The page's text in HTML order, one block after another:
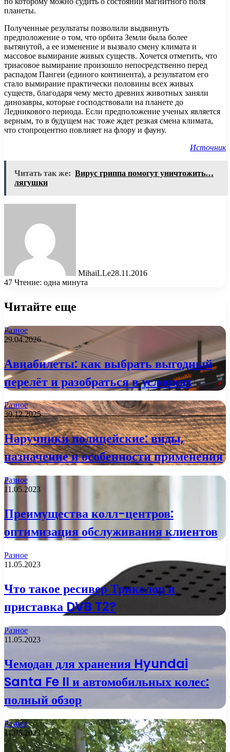
планеты.
Полученные результаты позволили выдвинуть
предположение о том, что орбита Земли была более
вытянутой, а ее изменение и вызвало смену климата и
массовое вымирание живых существ. Хочется отметить, что
триасовое вымирание произошло непосредственно перед
распадом Пангеи (единого континента), а результатом его
стало вымирание практически половины всех живых
существ, благодаря чему место древних животных заняли
динозавры, которые господствовали на планете до
Ледникового периода. Если предположение ученых является
верным, то в будущем нас тоже ждет резкая смена климата,
что стопроцентно повлияет на флору и фауну.
Источник
Читать так же: Вирус гриппа помогут уничтожить…
лягушки
MihaiLLe28.11.2016
47 Чтение: одна минута
Читайте еще
Разное
29.04.2026
Авиабилеты: как выбрать выгодный
перелёт и разобраться в условиях
Разное
30.12.2025
Наручники полицейские: виды,
назначение и особенности применения
Разное
11.05.2023
Преимущества колл-центров:
оптимизация обслуживания клиентов
Разное
11.05.2023
Что такое ресивер Триколор и
приставка DVB T2?
Разное
11.05.2023
Чемодан для хранения Hyundai
Santa Fe II и автомобильных колес:
полный обзор
Разное
11.05.2023